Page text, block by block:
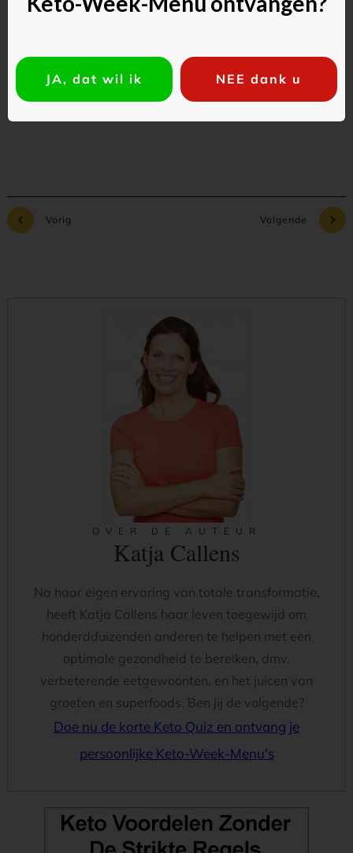
Commentaar toevoegen
Vorig Volgende
OVER DE AUTEUR
Katja Callens
Na haar eigen ervaring van totale transformatie,
heeft Katja Callens haar leven toegewijd om
honderdduizenden anderen te helpen met een
optimale gezondheid te bereiken, dmv.
verbeterende eetgewoonten, en het juicen van
groeten en superfoods. Ben jij de volgende?
Doe nu de korte Keto Quiz en ontvang je
persoonlijke Keto-Week-Menu's
JA, dat wil ik NEE dank u